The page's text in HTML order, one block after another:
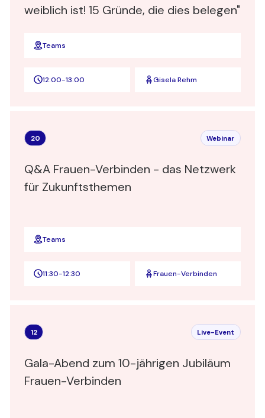
weiblich ist! 15 Gründe, die dies belegen"
Teams
12:00-13:00 Gisela Rehm
20 Webinar
Q&A Frauen-Verbinden - das Netzwerk
für Zukunftsthemen
Teams
11:30-12:30 Frauen-Verbinden
12 Live-Event
Gala-Abend zum 10-jährigen Jubiläum
Frauen-Verbinden